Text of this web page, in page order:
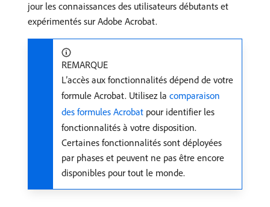
jour les connaissances des utilisateurs débutants et
expérimentés sur Adobe Acrobat.
REMARQUE
L’accès aux fonctionnalités dépend de votre
formule Acrobat. Utilisez la comparaison
des formules Acrobat pour identifier les
fonctionnalités à votre disposition.
Certaines fonctionnalités sont déployées
par phases et peuvent ne pas être encore
disponibles pour tout le monde.